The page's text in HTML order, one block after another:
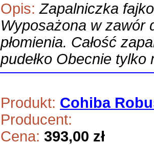
Opis: Zapalniczka
Wyposażona w zawór
płomienia. Całość
pudełko Obecnie tylko
Produkt: Cohiba
Producent:
Cena: 393,00 zł